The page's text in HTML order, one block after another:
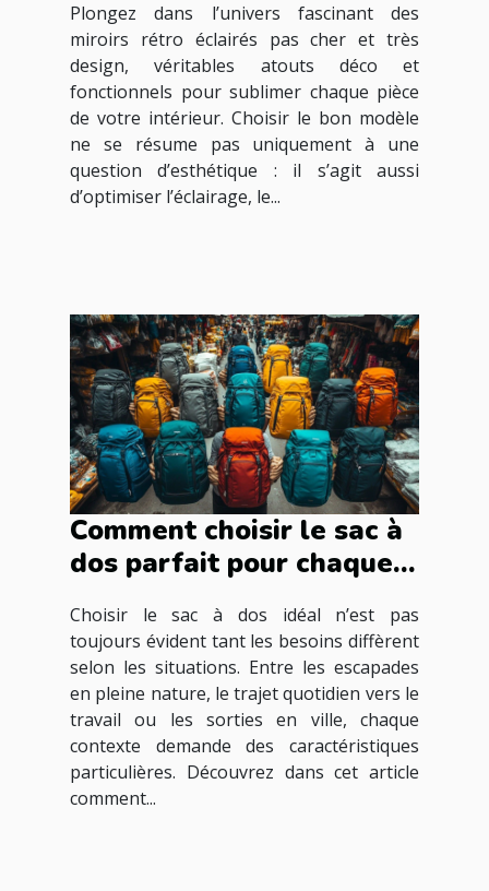
votre intérieur ?
Plongez dans l’univers fascinant des
miroirs rétro éclairés pas cher et très
design, véritables atouts déco et
fonctionnels pour sublimer chaque pièce
de votre intérieur. Choisir le bon modèle
ne se résume pas uniquement à une
question d’esthétique : il s’agit aussi
d’optimiser l’éclairage, le...
Comment choisir le sac à
dos parfait pour chaque
Choisir le sac à dos idéal n’est pas
toujours évident tant les besoins diffèrent
selon les situations. Entre les escapades
en pleine nature, le trajet quotidien vers le
travail ou les sorties en ville, chaque
contexte demande des caractéristiques
particulières. Découvrez dans cet article
comment...